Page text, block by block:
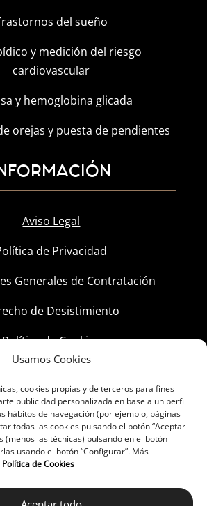
Usamos Cookies
cookies propias y de terceros para fines
publicidad personalizada en base a un perfil
hábitos de navegación (por ejemplo, páginas
todas las cookies pulsando el botón “Aceptar
(menos las técnicas) pulsando en el botón
usando el botón “Configurar”. Más
Política de Cookies
del sueño
y medición del riesgo
cardiovascular
y hemoglobina glicada
orejas y puesta de pendientes
Aviso Legal
de Privacidad
Generales de Contratación
de Desistimiento
Política de Cookies